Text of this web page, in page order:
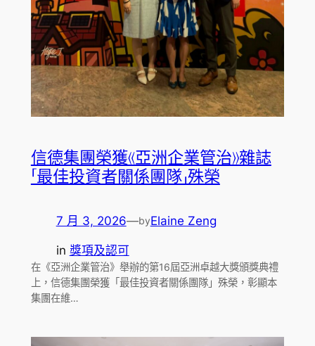
信德集團榮獲《亞洲企業管治》雜誌
「最佳投資者關係團隊」殊榮
7 月 3, 2026—byElaine Zeng
in 獎項及認可
在《亞洲企業管治》舉辦的第16屆亞洲卓越大獎頒獎典禮
上，信德集團榮獲「最佳投資者關係團隊」殊榮，彰顯本
集團在維…